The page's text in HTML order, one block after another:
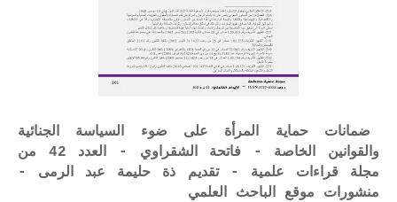
ضمانات حماية المرأة على ضوء السياسة الجنائية
والقوانين الخاصة - فاتحة الشقراوي - العدد 42 من
مجلة قراءات علمية - تقديم ذة حليمة عبد الرمى -
منشورات موقع الباحث العلمي